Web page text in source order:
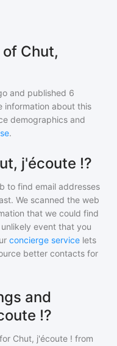
Chut,
and published 6
information about this
demographics and
.
j'écoute !?
to find email addresses
We scanned the web
that we could find
event that you
concierge service lets
better contacts for
and
!?
Chut, j'écoute ! from